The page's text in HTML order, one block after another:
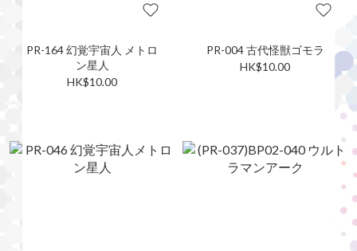
PR-164 幻覚宇宙人 メトロ
ン星人
HK$10.00
PR-004 古代怪獣ゴモラ
HK$10.00